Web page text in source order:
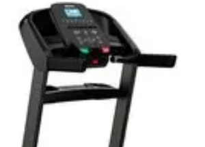
Formación en Español
Consejos y Estrategias
Consejos de Aprendizaje
AprendizajeEducación Online
Formación en Español